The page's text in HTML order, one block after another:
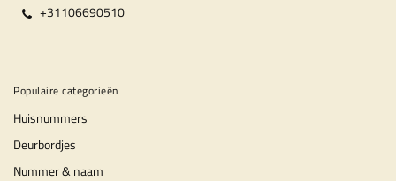
+31106690510
Populaire categorieën
Huisnummers
Deurbordjes
Nummer & naam